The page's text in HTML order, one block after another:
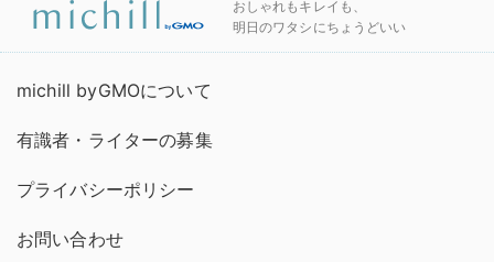
おしゃれもキレイも、
明日のワタシにちょうどいい
michill byGMOについて
有識者・ライターの募集
プライバシーポリシー
お問い合わせ